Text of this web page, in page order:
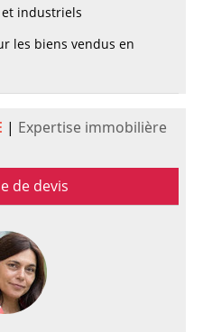
industriels
les biens vendus en
| Expertise immobilière
de devis